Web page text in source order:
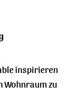
inspirieren
Wohnraum zu